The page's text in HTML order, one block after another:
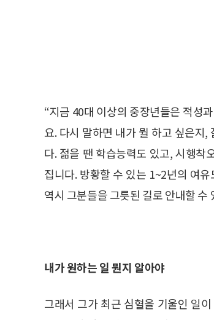
“지금 40대 이상의 중장년들은 적성
요. 다시 말하면 내가 뭘 하고 싶은지
다. 젊을 땐 학습능력도 있고, 시행착
집니다. 방황할 수 있는 1~2년의 여
역시 그분들을 그릇된 길로 안내할 수
내가 원하는 일 뭔지 알아야
그래서 그가 최근 심혈을 기울인 일